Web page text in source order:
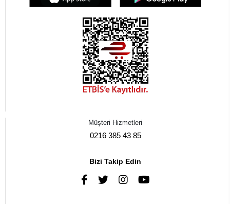
Müşteri Hizmetleri
0216 385 43 85
Bizi Takip Edin